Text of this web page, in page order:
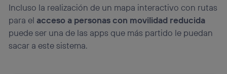
Incluso la realización de un mapa interactivo con rutas
para el acceso a personas con movilidad reducida
puede ser una de las apps que más partido le puedan
sacar a este sistema.